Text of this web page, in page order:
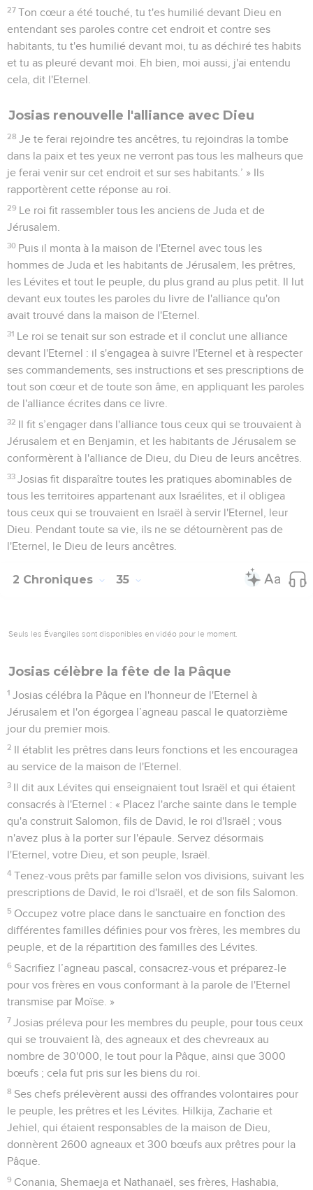
Règnes de Joachaz, Joaquim et Joakin
1 Le peuple du pays prit Joachaz, fils de Josias, pour le faire
roi à la place de son père à Jérusalem.
Jérusalem.
3 Le roi d'Egypte le destitua à Jérusalem et imposa au pays
un tribut de 3000 kilos d'argent et 30 kilos d'or.
4 Le roi d'Egypte établit Eliakim, le frère de Joachaz, roi sur
Juda et sur Jérusalem, et il changea son nom en Jojakim.
Quant à son frère Joachaz, il le captura et l'emmena en
Egypte.
5 Jojakim avait 25 ans lorsqu'il devint roi et il régna 11 ans à
Jérusalem. Il fit ce qui est mal aux yeux de l'Eternel son Dieu.
6 Nebucadnetsar, roi de Babylone, monta contre lui et
l’attacha avec des chaînes en bronze pour le conduire à
Babylone.
Nebucadnetsar emporta des ustensiles de la maison de
l'Eternel à Babylone et les mit dans son palais à Babylone.
Le reste des actes de Jojakim, les actes abominables dont
il s’est fait l’auteur et ce qu'on a pu relever contre lui, cela
fils Jojakin devint roi à sa place.
Jojakin avait 18 ans lorsqu'il devint roi et il régna 3 mois et
l'Eternel.
L'année suivante, le roi Nebucadnetsar le fit emmener à
Babylone avec les ustensiles précieux de la maison de
l'Eternel, et il établit roi sur Juda et sur Jérusalem Sédécias,
Règne de Sédécias. Prise de Jérusalem
Jérusalem.
s'humilia pas devant le prophète Jérémie, qui lui parlait de la
part de l'Eternel.
Il se révolta même contre le roi Nebucadnetsar, alors que
celui-ci lui avait fait prêter serment au nom de Dieu. Il se
montra réfractaire et endurcit son cœur, au lieu de revenir à
l'Eternel, le Dieu d'Israël.
aussi les infidélités en imitant toutes les pratiques
abominables des nations. Ils rendirent impure la maison de
l'Eternel, celle qu'il avait consacrée à Jérusalem.
L'Eternel, le Dieu de leurs ancêtres, leur envoya très tôt et
sans se lasser des messagers, car il voulait épargner son
peuple et sa propre demeure,
ses paroles et rirent de ses prophètes, jusqu'à ce que la
colère de l'Eternel contre son peuple devienne sans remède.
et il tua leurs jeunes gens par l'épée dans leur sanctuaire. Il
n'épargna ni le jeune homme ni la jeune fille, ni l’ancien ni le
vieillard : il livra tout entre ses mains.
18
Nebucadnetsar emporta à Babylone tous les ustensiles de
la maison de Dieu, grands et petits, les trésors de la maison
de l'Eternel et ceux du roi et de ses chefs.
les murailles de Jérusalem, livrèrent au feu tous ses palais et
détruisirent tous les objets précieux.
Nebucadnetsar exila à Babylone ceux qui échappèrent à
l'épée et ils lui furent asservis, à lui et à ses fils, jusqu'à ce
que le royaume de Perse prenne le pouvoir.